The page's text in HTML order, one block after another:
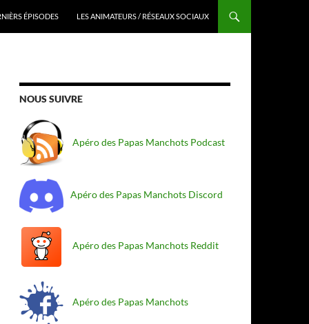
ÉPISODES LES ANIMATEURS / RÉSEAUX SOCIAUX
NOUS SUIVRE
Apéro des Papas Manchots Podcast
Apéro des Papas Manchots Discord
Apéro des Papas Manchots Reddit
Apéro des Papas Manchots